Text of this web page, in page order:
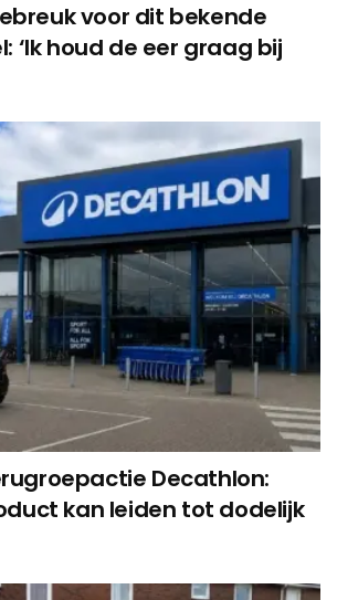
voor dit bekende
‘Ik houd de eer graag bij
Decathlon:
kan leiden tot dodelijk